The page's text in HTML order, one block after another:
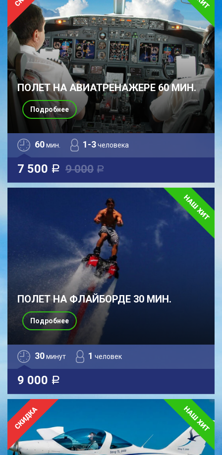
ПОЛЕТ НА АВИАТРЕНАЖЕРЕ 60 МИН.
60мин. 1-3человека
7 500 a 9 000 a
Подробнее
ПОЛЕТ НА ФЛАЙБОРДЕ 30 МИН.
30минут 1 человек
9 000 a
Подробнее